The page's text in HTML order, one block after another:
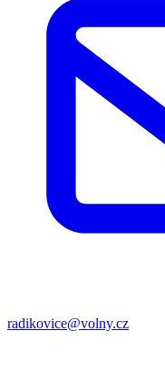
radikovice@volny.cz